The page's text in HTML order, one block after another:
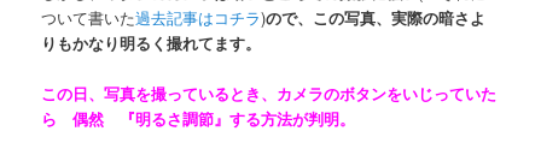
ついて書いた過去記事はコチラ)ので、この写真、実際の暗さよ
りもかなり明るく撮れてます。
この日、写真を撮っているとき、カメラのボタンをいじっていた
ら 偶然 『明るさ調節』する方法が判明。